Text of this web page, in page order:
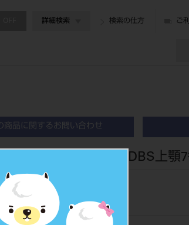
詳細検索 検索の仕方 ご
商品に関するお問い合わせ
ミニチューブ018 DBS上顎7
ューブ